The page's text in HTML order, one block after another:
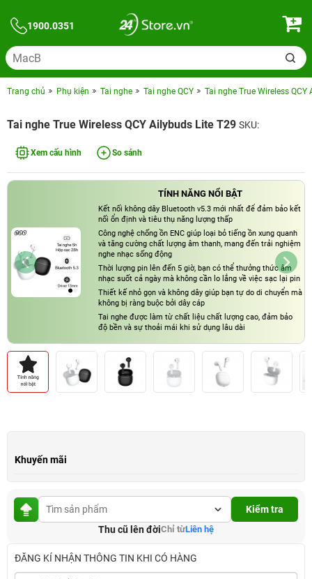
1900.0351
Trang chủ Phụ kiện Tai nghe Tai nghe QCY Tai nghe True Wireless QCY
Tai nghe True Wireless QCY Ailybuds Lite T29 SKU:
Xem cấu hình So sánh
TÍNH NĂNG NỔI BẬT
Kết nối không dây Bluetooth v5.3 mới nhất để đảm bảo kết
nối ổn định và tiêu thụ năng lượng thấp
Công nghệ chống ồn ENC giúp loại bỏ tiếng ồn xung quanh
và tăng cường chất lượng âm thanh, mang đến trải nghiệm
nghe nhạc sống động
Thời lượng pin lên đến 5 giờ, bạn có thể thưởng thức âm
nhạc suốt cả ngày mà không cần lo lắng về việc sạc lại pin
Thiết kế nhỏ gọn và không dây giúp bạn tự do di chuyển mà
không bị ràng buộc bởi dây cáp
Tai nghe được làm từ chất liệu chất lượng cao, đảm bảo
độ bền và sự thoải mái khi sử dụng lâu dài
Khả năng kết nối đa thiết bị khác nhau, giúp bạn dễ dàng
chuyển đổi giữa các thiết bị một cách thuận tiện
Khuyến mãi
Kiểm tra
Thu cũ lên đờiChỉ từLiên hệ
ĐĂNG KÍ NHẬN THÔNG TIN KHI CÓ HÀNG